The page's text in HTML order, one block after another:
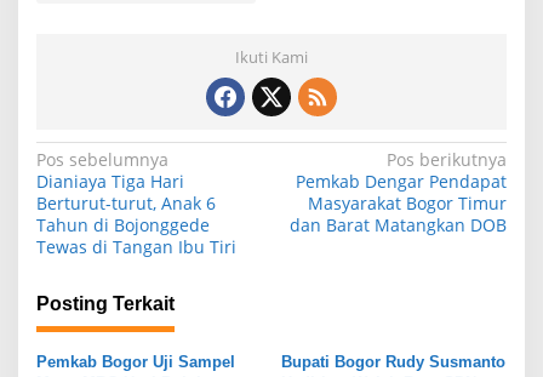
Ikuti Kami
N
a
v
g
a
s
Pos sebelumnya
Dianiaya Tiga Hari
Berturut-turut, Anak 6
Tahun di Bojonggede
Tewas di Tangan Ibu Tiri
Pos berikutnya
Pemkab Dengar Pendapat
Masyarakat Bogor Timur
dan Barat Matangkan DOB
Posting Terkait
Pemkab Bogor Uji Sampel
Bupati Bogor Rudy Susmanto